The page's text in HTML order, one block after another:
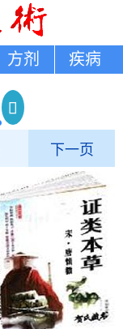
方剂 疾病
下一页